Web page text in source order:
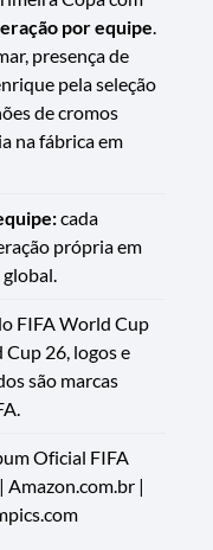
por equipe.
presença de
pela seleção
de cromos
na fábrica em
cada
própria em
global.
FIFA World Cup
26, logos e
são marcas
Oficial FIFA
|